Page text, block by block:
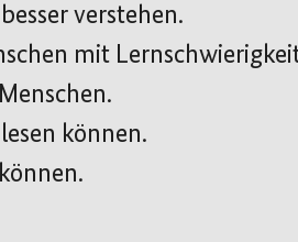
verstehen.
mit
können.